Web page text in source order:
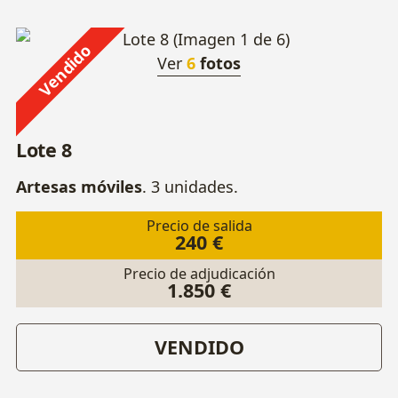
Vendido Ver 6 fotos
Lote 8
Artesas móviles. 3 unidades.
Precio de salida
240 €
Precio de adjudicación
1.850 €
VENDIDO